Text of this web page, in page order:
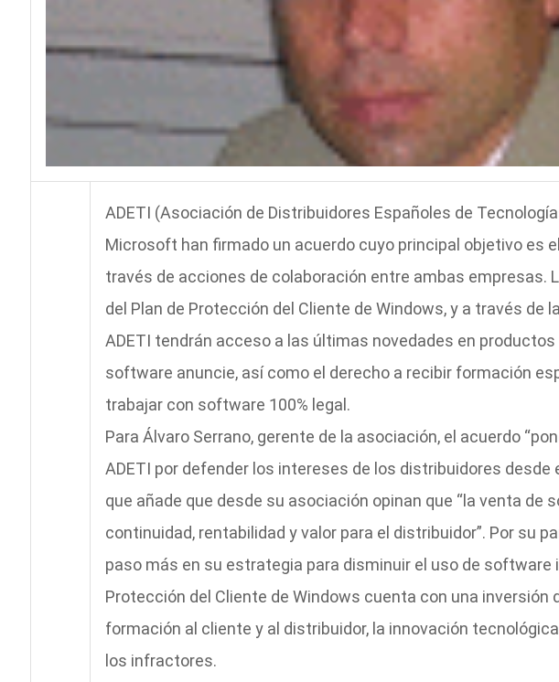
ADETI (Asociación de Distribuidores Españoles de
Microsoft han firmado un acuerdo cuyo principal objetivo es
través de acciones de colaboración entre ambas empresas.
del Plan de Protección del Cliente de Windows, y a través de
ADETI tendrán acceso a las últimas novedades en
software anuncie, así como el derecho a recibir formación
trabajar con software 100% legal.
Para Álvaro Serrano, gerente de la asociación, el acuerdo
ADETI por defender los intereses de los distribuidores desde
que añade que desde su asociación opinan que “la venta de
continuidad, rentabilidad y valor para el distribuidor”. Por su
paso más en su estrategia para disminuir el uso de software
Protección del Cliente de Windows cuenta con una inversión
formación al cliente y al distribuidor, la innovación
los infractores.